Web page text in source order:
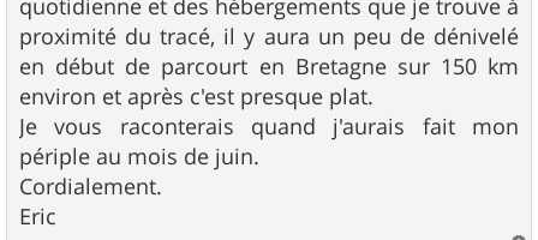
quotidienne et des hébergements que je trouve à
proximité du tracé, il y aura un peu de dénivelé
en début de parcourt en Bretagne sur 150 km
environ et après c'est presque plat.
Je vous raconterais quand j'aurais fait mon
périple au mois de juin.
Cordialement.
Eric